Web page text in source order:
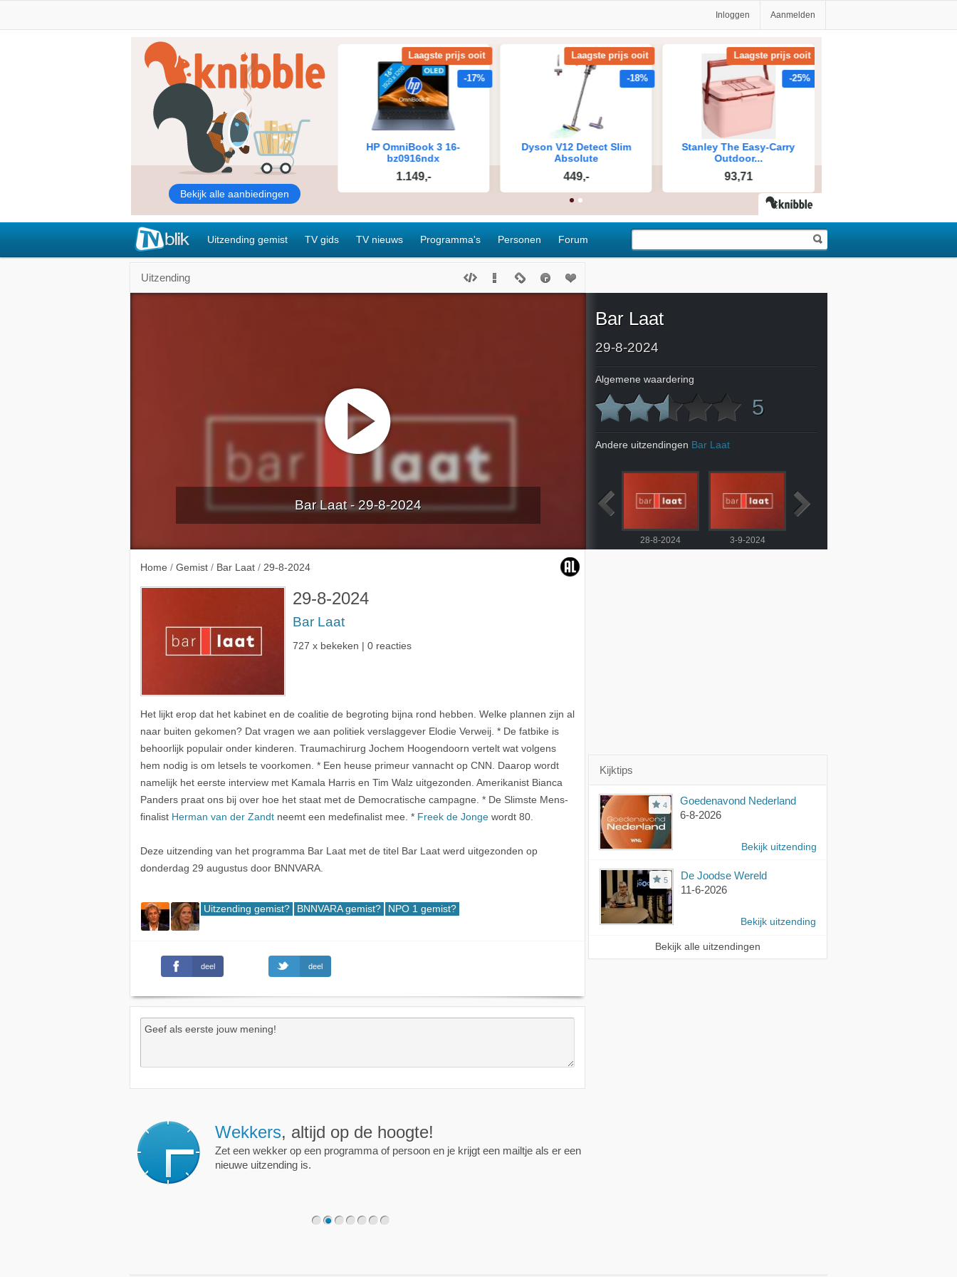
Inloggen Aanmelden
Uitzending gemist TV gids TV nieuws Programma's Personen Forum
Uitzending
Bar Laat - 29-8-2024
Home / Gemist / Bar Laat / 29-8-2024
29-8-2024
Bar Laat
727 x bekeken | 0 reacties
Het lijkt erop dat het kabinet en de coalitie de begroting bijna rond hebben. Welke plannen zijn al
naar buiten gekomen? Dat vragen we aan politiek verslaggever Elodie Verweij. * De fatbike is
behoorlijk populair onder kinderen. Traumachirurg Jochem Hoogendoorn vertelt wat volgens
hem nodig is om letsels te voorkomen. * Een heuse primeur vannacht op CNN. Daarop wordt
namelijk het eerste interview met Kamala Harris en Tim Walz uitgezonden. Amerikanist Bianca
Panders praat ons bij over hoe het staat met de Democratische campagne. * De Slimste Mens-
finalist Herman van der Zandt neemt een medefinalist mee. * Freek de Jonge wordt 80.
Deze uitzending van het programma Bar Laat met de titel Bar Laat werd uitgezonden op
donderdag 29 augustus door BNNVARA.
Uitzending gemist? BNNVARA gemist? NPO 1 gemist?
deel deel
Bar Laat
29-8-2024
Algemene waardering
5
Andere uitzendingen Bar Laat
28-8-2024 3-9-2024
Kijktips
4
Goedenavond Nederland
6-8-2026
Bekijk uitzending
5
De Joodse Wereld
11-6-2026
Bekijk uitzending
Bekijk alle uitzendingen
Wekkers, altijd op de hoogte!
Zet een wekker op een programma of persoon en je krijgt een mailtje als er een
nieuwe uitzending is.